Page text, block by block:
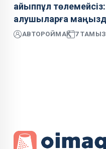
айыппұл төлемейсіз:
алушыларға
АВТОРОЙМАҚ 7